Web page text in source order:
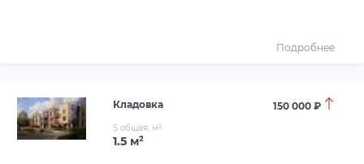
Подробнее
Кладовка 150 000 ₽
S общая, м²
1.5 м²